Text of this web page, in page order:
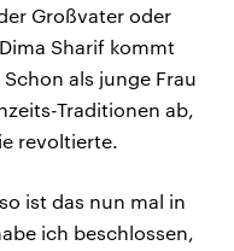
Großvater oder
Sharif kommt
als junge Frau
Traditionen ab,
revoltierte.
ist das nun mal in
ich beschlossen,